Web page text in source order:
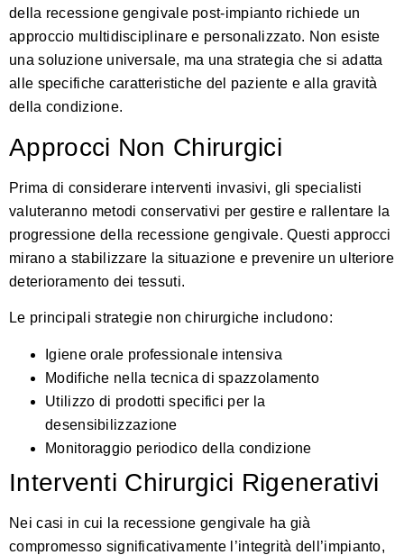
della recessione gengivale post-impianto richiede un
approccio multidisciplinare e personalizzato. Non esiste
una soluzione universale, ma una strategia che si adatta
alle specifiche caratteristiche del paziente e alla gravità
della condizione.
Approcci Non Chirurgici
Prima di considerare interventi invasivi, gli specialisti
valuteranno metodi conservativi per gestire e rallentare la
progressione della recessione gengivale. Questi approcci
mirano a stabilizzare la situazione e prevenire un ulteriore
deterioramento dei tessuti.
Le principali strategie non chirurgiche includono:
Igiene orale professionale intensiva
Modifiche nella tecnica di spazzolamento
Utilizzo di prodotti specifici per la
desensibilizzazione
Monitoraggio periodico della condizione
Interventi Chirurgici Rigenerativi
Nei casi in cui la recessione gengivale ha già
compromesso significativamente l’integrità dell’impianto,